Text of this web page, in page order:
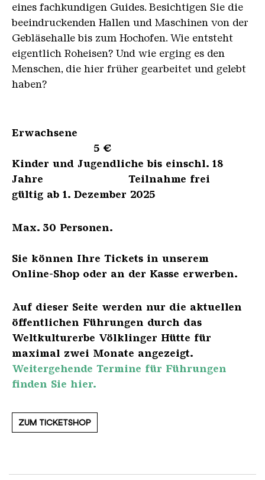
eines fachkundigen Guides. Besichtigen Sie die
beeindruckenden Hallen und Maschinen von der
Gebläsehalle bis zum Hochofen. Wie entsteht
eigentlich Roheisen? Und wie erging es den
Menschen, die hier früher gearbeitet und gelebt
haben?
Erwachsene
5 €
Kinder und Jugendliche bis einschl. 18
Jahre Teilnahme frei
gültig ab 1. Dezember 2025
Max. 30 Personen.
Sie können Ihre Tickets in unserem
Online-Shop oder an der Kasse erwerben.
Auf dieser Seite werden nur die aktuellen
öffentlichen Führungen durch das
Weltkulturerbe Völklinger Hütte für
maximal zwei Monate angezeigt.
Weitergehende Termine für Führungen
finden Sie hier.
ZUM TICKETSHOP